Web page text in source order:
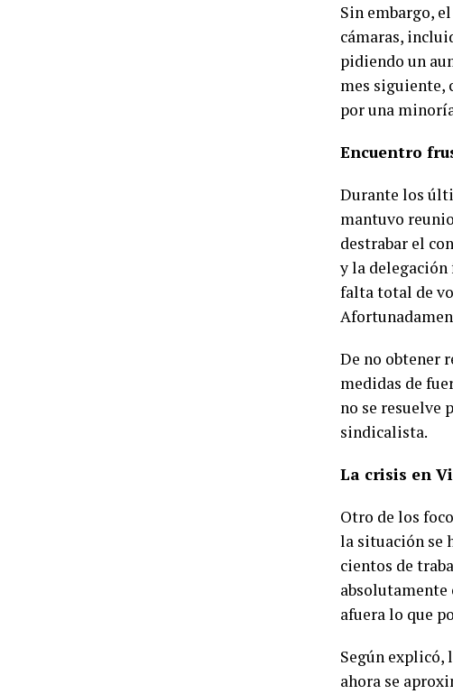
Sin embargo,
cámaras,
pidiendo un
mes siguiente,
por una
Encuentro
Durante los
mantuvo
destrabar el
y la delegación
falta total de
De no obtener
medidas de
no se resuelve
sindicalista.
La crisis en
Otro de los
la situación se
cientos de
afuera lo que
Según explicó,
ahora se